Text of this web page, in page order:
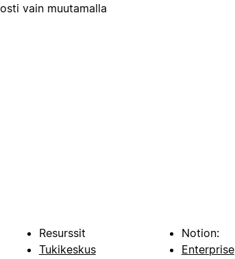
vain muutamalla
Resurssit
Tukikeskus
Notion:
Enterprise